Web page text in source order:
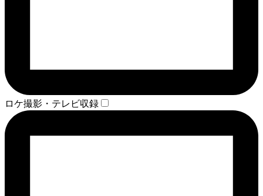
ロケ撮影・テレビ収録